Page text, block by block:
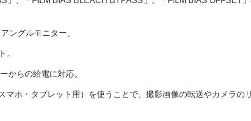
ングルモニター。
。
からの給電に対応。
マホ・タブレット用）を使うことで、撮影画像の転送やカメラの